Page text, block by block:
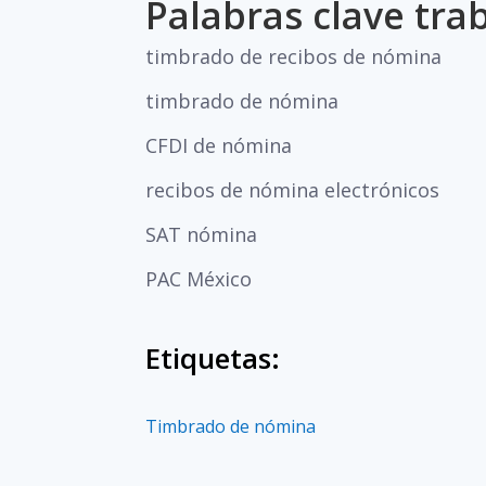
Palabras clave
timbrado de recibos de nómina
timbrado de nómina
CFDI de nómina
recibos de nómina electrónicos
SAT nómina
PAC México
Etiquetas:
Timbrado de nómina